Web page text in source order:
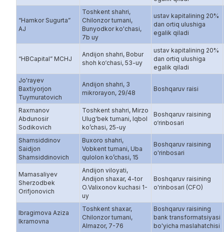
“Hamkor Sugurta”
AJ
Toshkent shahri,
Chilonzor tumani,
Bunyodkor ko'chasi,
7b uy
ustav kapitalining 20%
dan ortiq ulushiga
egalik qiladi
“HBCapital” MCHJ
Andijon shahri, Bobur
shoh ko‘chasi, 53-uy
ustav kapitalining 20%
dan ortiq ulushiga
egalik qiladi
Jo'rayev
Baxtiyorjon
Tuymuratovich
Andijon shahri, 3
mikrorayon, 29/48
Boshqaruv raisi
Raxmanov
Abdunosir
Sodikovich
Toshkent shahri, Mirzo
Ulug‘bek tumani, Iqbol
ko’chasi, 25-uy
Boshqaruv raisining
o‘rinbosari
Shamsiddinov
Saidjon
Shamsiddinovich
Buxoro shahri,
Vobkent tumani, Uba
qulolon ko’chasi, 15
Boshqaruv raisining
o'rinbosari
Mamasaliyev
Sherzodbek
Orifjonovich
Andijon viloyati,
Andijon shaxar, 4-tor
O.Valixonov kuchasi 1-
uy
Boshqaruv raisining
o'rinbosari (CFO)
Ibragimova Aziza
Ikramovna
Toshkent shaxar,
Chilonzor tumani,
Almazor, 7-76
Boshqaruv raisining
bank transformatsiyasi
bo'yicha maslahatchisi